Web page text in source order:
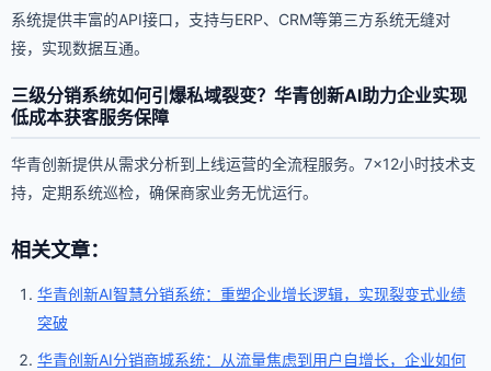
系统提供丰富的API接口，支持与ERP、CRM等第三方系统无缝对
接，实现数据互通。
三级分销系统如何引爆私域裂变？华青创新AI助力企业实现
低成本获客服务保障
华青创新提供从需求分析到上线运营的全流程服务。7×12小时技术支
持，定期系统巡检，确保商家业务无忧运行。
相关文章：
华青创新AI智慧分销系统：重塑企业增长逻辑，实现裂变式业绩
突破
华青创新AI分销商城系统：从流量焦虑到用户自增长，企业如何